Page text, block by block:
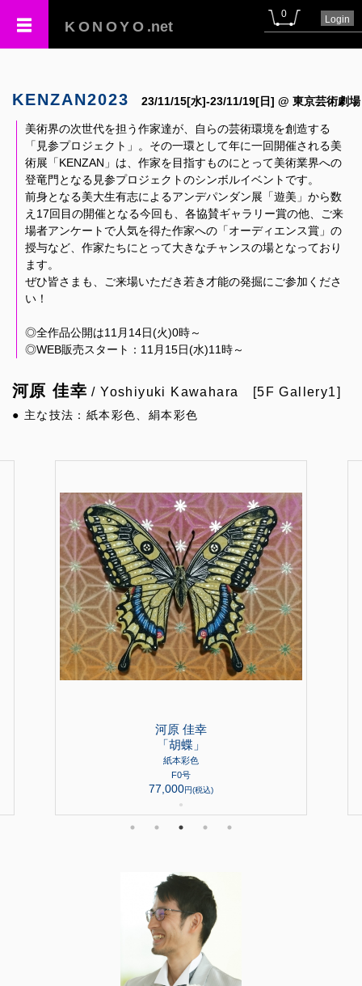
KONOYO .net
0 Login
KENZAN2023 23/11/15[水]-23/11/19[日] @ 東京芸術劇場
美術界の次世代を担う作家達が、自らの芸術環境を創造する
「見参プロジェクト」。その一環として年に一回開催される美
術展「KENZAN」は、作家を目指すものにとって美術業界への
登竜門となる見参プロジェクトのシンボルイベントです。
前身となる美大生有志によるアンデパンダン展「遊美」から数
え17回目の開催となる今回も、各協賛ギャラリー賞の他、ご来
場者アンケートで人気を得た作家への「オーディエンス賞」の
授与など、作家たちにとって大きなチャンスの場となっており
ます。
ぜひ皆さまも、ご来場いただき若き才能の発掘にご参加くださ
い！
◎全作品公開は11月14日(火)0時～
◎WEB販売スタート：11月15日(水)11時～
河原 佳幸 / Yoshiyuki Kawahara [5F Gallery1]
● 主な技法：紙本彩色、絹本彩色
河原 佳幸
「胡蝶」
紙本彩色
F0号
77,000円(税込)
●